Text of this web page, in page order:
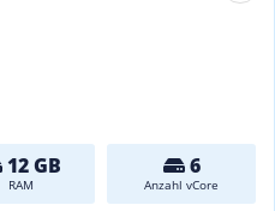
12 GB
RAM
6
Anzahl vCore